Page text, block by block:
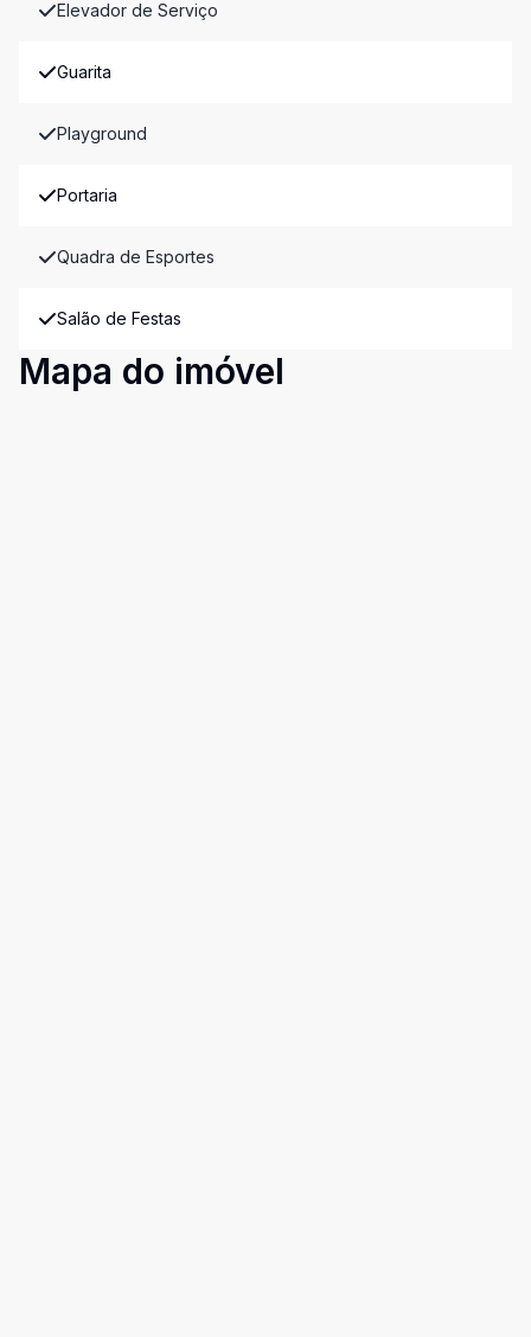
Elevador de Serviço
Guarita
Playground
Portaria
Quadra de Esportes
Salão de Festas
Mapa do imóvel